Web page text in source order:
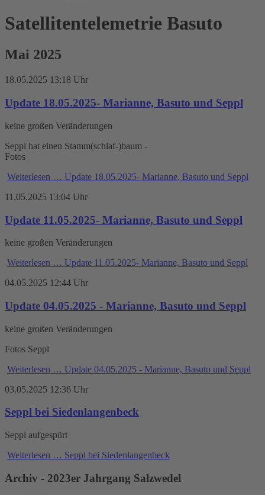
Satellitentelemetrie Basuto
Mai 2025
18.05.2025 13:18 Uhr
Update 18.05.2025- Marianne, Basuto und Seppl
keine großen Veränderungen
Seppl hat einen Stamm(schlaf-)baum -
Fotos
Weiterlesen … Update 18.05.2025- Marianne, Basuto und Seppl
11.05.2025 13:04 Uhr
Update 11.05.2025- Marianne, Basuto und Seppl
keine großen Veränderungen
Weiterlesen … Update 11.05.2025- Marianne, Basuto und Seppl
04.05.2025 12:44 Uhr
Update 04.05.2025 - Marianne, Basuto und Seppl
keine großen Veränderungen
Fotos Seppl
Weiterlesen … Update 04.05.2025 - Marianne, Basuto und Seppl
03.05.2025 12:36 Uhr
Seppl bei Siedenlangenbeck
Seppl aufgespürt
Weiterlesen … Seppl bei Siedenlangenbeck
Archiv - 2023er Jahrgang Salzwedel